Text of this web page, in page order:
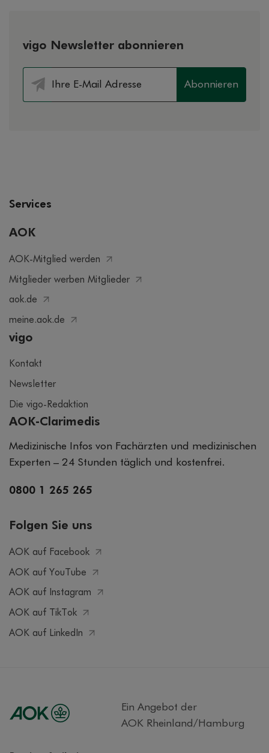
vigo Newsletter abonnieren
Abonnieren
Services
AOK
AOK-Mitglied werden
Mitglieder werben Mitglieder
aok.de
meine.aok.de
vigo
Kontakt
Newsletter
Die vigo-Redaktion
AOK-Clarimedis
Medizinische Infos von Fachärzten und medizinischen
Experten – 24 Stunden täglich und kostenfrei.
0800 1 265 265
Folgen Sie uns
AOK auf Facebook
AOK auf YouTube
AOK auf Instagram
AOK auf TikTok
AOK auf LinkedIn
Ein Angebot der
AOK Rheinland/Hamburg